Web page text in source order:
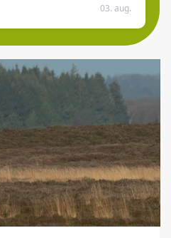
03. aug.